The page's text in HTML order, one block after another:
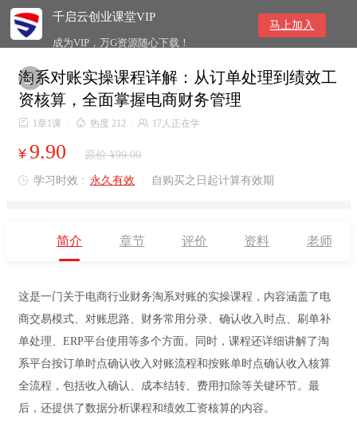
千启云创业课堂VIP
成为VIP，万G资源随心下载！
马上加入

淘系对账实操课程详解：从订单处理到绩效工
资核算，全面掌握电商财务管理
 1章1课  热度 212  17人正在学
¥ 9.90 原价 ¥99.00
 学习时效 : 永久有效 自购买之日起计算有效期
简介 章节 评价 资料 老师
这是一门关于电商行业财务淘系对账的实操课程，内容涵盖了电
商交易模式、对账思路、财务常用分录、确认收入时点、刷单补
单处理、ERP平台使用等多个方面。同时，课程还详细讲解了淘
系平台按订单时点确认收入对账流程和按账单时点确认收入核算
全流程，包括收入确认、成本结转、费用扣除等关键环节。最
后，还提供了数据分析课程和绩效工资核算的内容。